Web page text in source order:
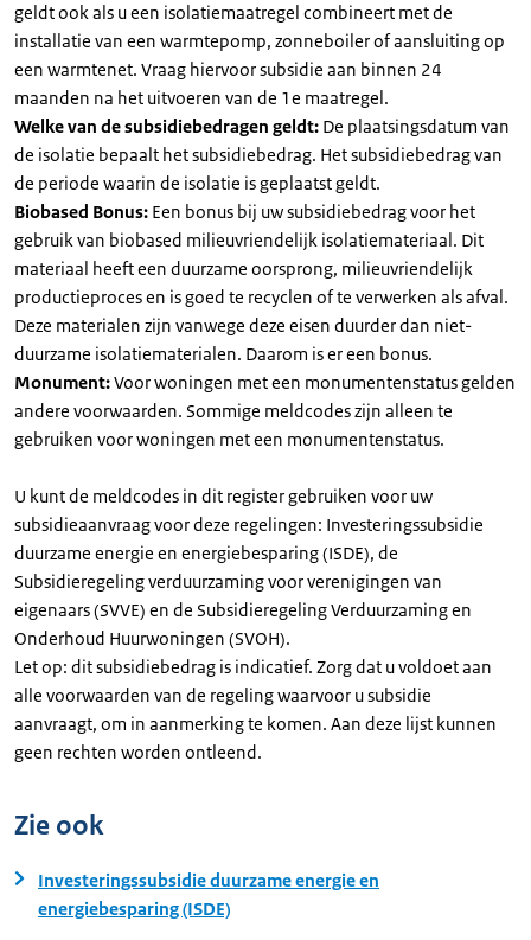
geldt ook als u een isolatiemaatregel combineert met de
installatie van een warmtepomp, zonneboiler of aansluiting op
een warmtenet. Vraag hiervoor subsidie aan binnen 24
maanden na het uitvoeren van de 1e maatregel.
Welke van de subsidiebedragen geldt: De plaatsingsdatum van
de isolatie bepaalt het subsidiebedrag. Het subsidiebedrag van
de periode waarin de isolatie is geplaatst geldt.
Biobased Bonus: Een bonus bij uw subsidiebedrag voor het
gebruik van biobased milieuvriendelijk isolatiemateriaal. Dit
materiaal heeft een duurzame oorsprong, milieuvriendelijk
productieproces en is goed te recyclen of te verwerken als afval.
Deze materialen zijn vanwege deze eisen duurder dan niet-
duurzame isolatiematerialen. Daarom is er een bonus.
Monument:Voor woningen met een monumentenstatus gelden
andere voorwaarden. Sommige meldcodes zijn alleen te
gebruiken voor woningen met een monumentenstatus.
U kunt de meldcodes in dit register gebruiken voor uw
subsidieaanvraag voor deze regelingen: Investeringssubsidie
duurzame energie en energiebesparing (ISDE), de
Subsidieregeling verduurzaming voor verenigingen van
eigenaars (SVVE) en de Subsidieregeling Verduurzaming en
Onderhoud Huurwoningen (SVOH).
Let op: dit subsidiebedrag is indicatief. Zorg dat u voldoet aan
alle voorwaarden van de regeling waarvoor u subsidie
aanvraagt, om in aanmerking te komen. Aan deze lijst kunnen
geen rechten worden ontleend.
Zie ook
Investeringssubsidie duurzame energie en
energiebesparing (ISDE)